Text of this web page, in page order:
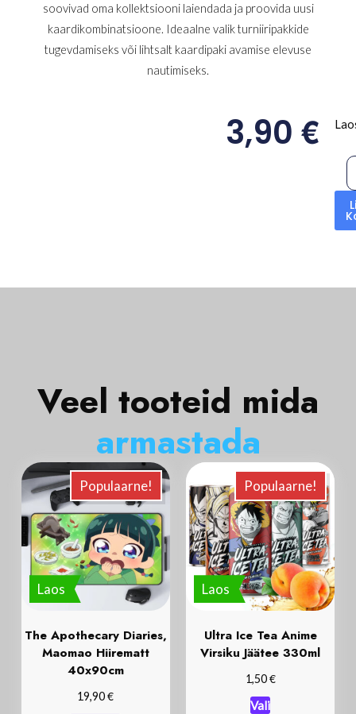
soovivad oma kollektsiooni laiendada ja proovida uusi
kaardikombinatsioone. Ideaalne valik turniiripakkide
tugevdamiseks või lihtsalt kaardipaki avamise elevuse
nautimiseks.
3,90€
Veel tooteid mida
armastada
Laos
Populaarne!
The Apothecary Diaries,
Maomao Hiirematt
40x90cm
19,90€
Laos
Populaarne!
Ultra Ice Tea Anime
Virsiku Jäätee 330ml
1,50€
Vali